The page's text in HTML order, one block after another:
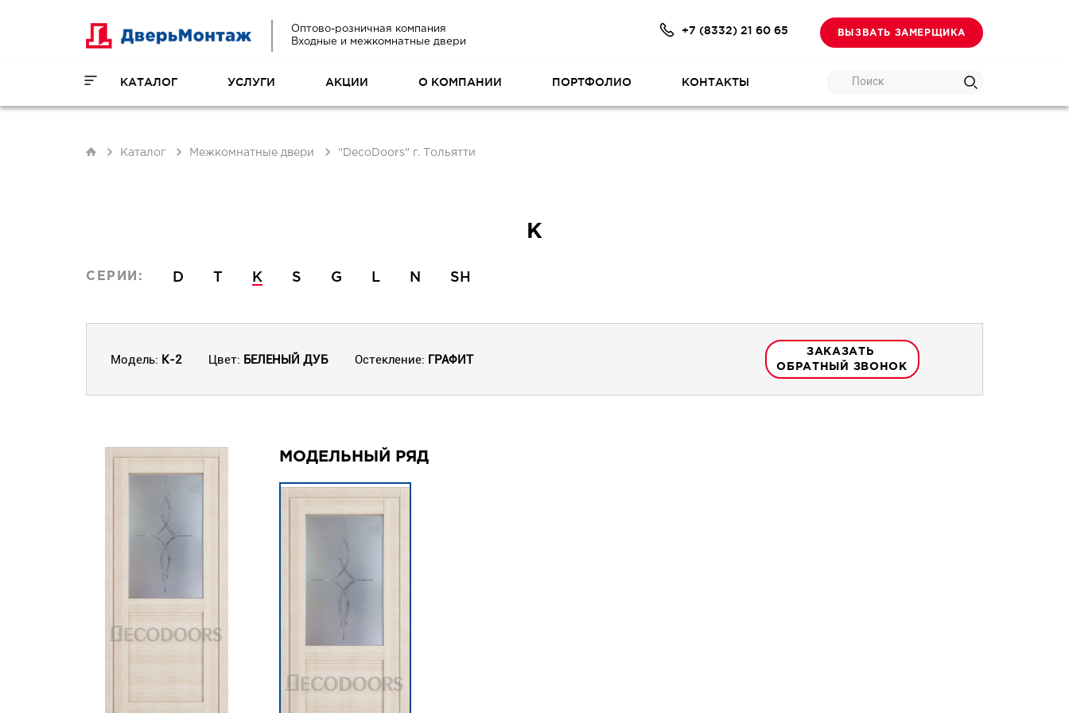
Оптово-розничная компания
Входные и межкомнатные двери
ВЫЗВАТЬ ЗАМЕРЩИКА
+7 (8332) 21 60 65
КАТАЛОГ УСЛУГИ АКЦИИ О КОМПАНИИ ПОРТФОЛИО КОНТАКТЫ Поиск
Каталог Межкомнатные двери "DecoDoors" г. Тольятти
K
СЕРИИ: D T K S G L N SH
Модель: K-2 Цвет: БЕЛЕНЫЙ ДУБ Остекление: ГРАФИТ
ЗАКАЗАТЬ
ОБРАТНЫЙ ЗВОНОК
МОДЕЛЬНЫЙ РЯД